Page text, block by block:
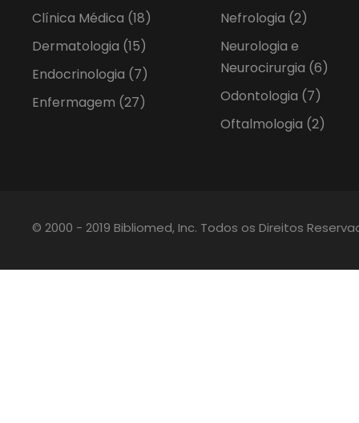
Clínica Médica (18)
Dermatologia (15)
Endocrinologia (7)
Enfermagem (27)
Nefrologia (2)
Neurologia e
Neurocirurgia (6)
Odontologia (7)
Oftalmologia (2)
© 2000 - 2019 Bibliomed, Inc. Todos os Direitos